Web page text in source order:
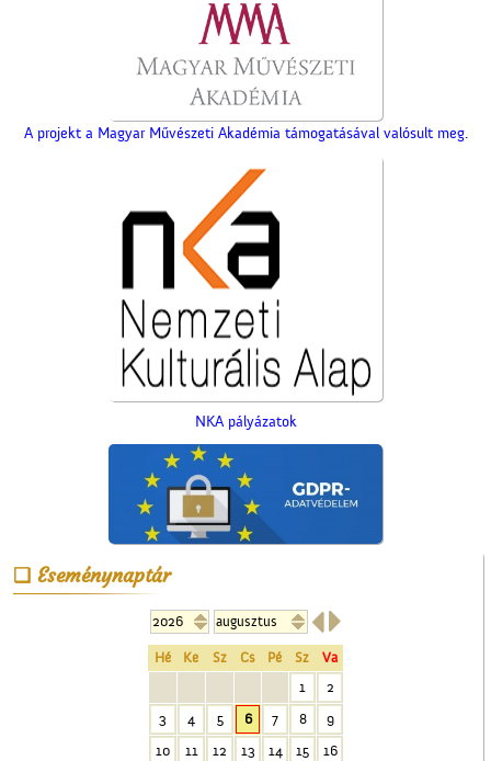
A projekt a Magyar Művészeti Akadémia támogatásával valósult meg.
NKA pályázatok
Eseménynaptár

Hé Ke Sz Cs Pé Sz
Va
1
2
3
4 5 6 7 8
9
10
11 12 13 14 15
16
Üzenet a harctérre
A Czeglédi Népbank Rt.
épülete
A Vasútépítő- és
Karbantartó
A ceglédi Népkör udvarán